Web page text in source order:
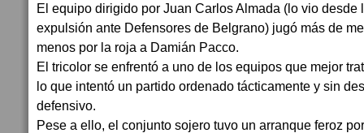
El equipo dirigido por Juan Carlos Almada (lo vio desde
expulsión ante Defensores de Belgrano) jugó más de
menos por la roja a Damián Pacco.
El tricolor se enfrentó a uno de los equipos que mejor
lo que intentó un partido ordenado tácticamente y sin
defensivo.
Pese a ello, el conjunto sojero tuvo un arranque feroz